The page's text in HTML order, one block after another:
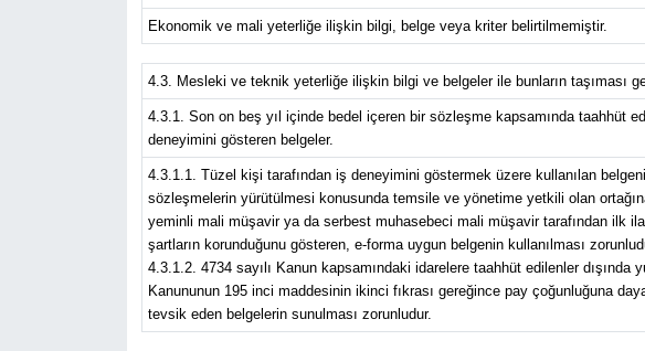
Ekonomik ve mali yeterliğe ilişkin bilgi, belge veya kriter belirtilmemiştir.
4.3. Mesleki ve teknik yeterliğe ilişkin bilgi ve belgeler ile bunların taşıması
4.3.1. Son on beş yıl içinde bedel içeren bir sözleşme kapsamında taahhüt
deneyimini gösteren belgeler.
4.3.1.1. Tüzel kişi tarafından iş deneyimini göstermek üzere kullanılan
sözleşmelerin yürütülmesi konusunda temsile ve yönetime yetkili olan
yeminli mali müşavir ya da serbest muhasebeci mali müşavir tarafından ilk
şartların korunduğunu gösteren, e-forma uygun belgenin kullanılması
4.3.1.2. 4734 sayılı Kanun kapsamındaki idarelere taahhüt edilenler
Kanununun 195 inci maddesinin ikinci fıkrası gereğince pay çoğunluğuna
tevsik eden belgelerin sunulması zorunludur.